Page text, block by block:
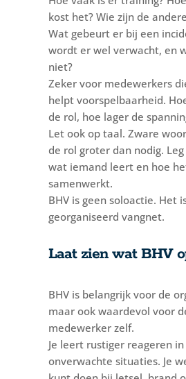
kost het? Wie zijn de andere
Wat gebeurt er bij een
wordt er wel verwacht, en
niet?
Zeker voor medewerkers
helpt voorspelbaarheid.
de rol, hoe lager de
Let ook op taal. Zware
de rol groter dan nodig.
wat iemand leert en hoe
samenwerkt.
BHV is geen soloactie. Het
georganiseerd vangnet.
Laat zien wat BHV
BHV is belangrijk voor de
maar ook waardevol voor
medewerker zelf.
Je leert rustiger reageren in
onverwachte situaties. Je